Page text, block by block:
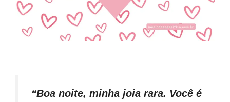
“Boa noite, minha joia rara. Você é